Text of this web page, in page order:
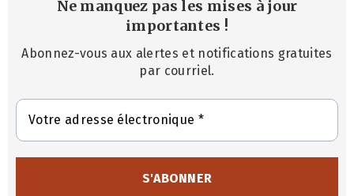
Ne manquez pas les mises à jour
importantes !
Abonnez-vous aux alertes et notifications gratuites
par courriel.